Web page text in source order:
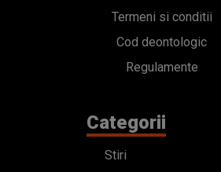
Termeni si conditii
Cod deontologic
Regulamente
Categorii
Stiri